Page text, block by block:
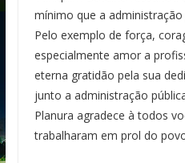
mínimo que a administração
Pelo exemplo de força,
especialmente amor a
eterna gratidão pela sua
junto a administração
Planura agradece à todos
trabalharam em prol do